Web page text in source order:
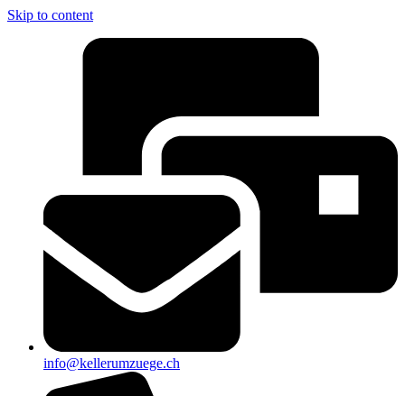
Skip to content
info@kellerumzuege.ch